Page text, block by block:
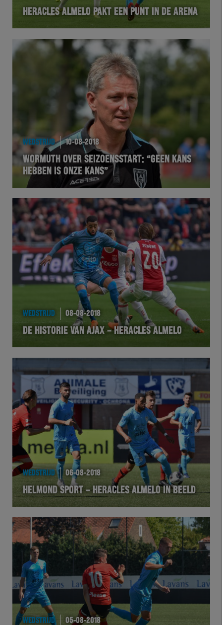
HERTEL
BusinessClub
Foundation
Herakids
Team Zwart Wit
Futsal
eSports
Academie
HERACLES ALMELO PAKT EEN PUNT IN DE ARENA
WEDSTRIJD 10-08-2018
WORMUTH OVER SEIZOENSSTART: “GEEN KANS
HEBBEN IS ONZE KANS”
WEDSTRIJD 08-08-2018
DE HISTORIE VAN AJAX – HERACLES ALMELO
WEDSTRIJD 06-08-2018
HELMOND SPORT – HERACLES ALMELO IN BEELD
WEDSTRIJD 05-08-2018